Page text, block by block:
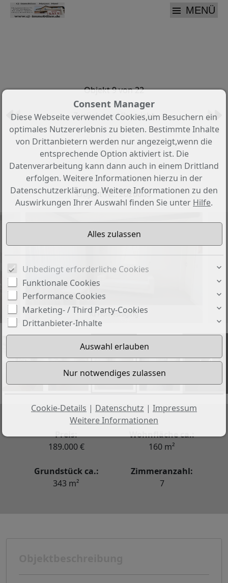
MENÜ
Objekt 9 von 22
Zurück zur Übersicht
Freistehendes 2-Familienhaus in
Völklingen-Oberes Wehrden zu
verkaufen - ideal für Familien oder
Kapitalanleger
Objekt-Nr.: 2026063
KI Homestaging
+4
Preis:
189.000 €
Wohnfläche ca.:
160 m²
Grundstück ca.:
343 m²
Zimmeranzahl:
7
Consent Manager
Diese Webseite verwendet Cookies,um Besuchern ein
optimales Nutzererlebnis zu bieten. Bestimmte Inhalte
von Drittanbietern werden nur angezeigt,wenn die
entsprechende Option aktiviert ist. Die
Datenverarbeitung kann dann auch in einem Drittland
erfolgen. Weitere Informationen hierzu in der
Datenschutzerklärung. Weitere Informationen zu den
Auswirkungen Ihrer Auswahl finden Sie unter Hilfe.
Unbedingt erforderliche Cookies
Funktionale Cookies
Performance Cookies
Marketing- / Third Party-Cookies
Drittanbieter-Inhalte
Cookie-Details | Datenschutz | Impressum
Weitere Informationen